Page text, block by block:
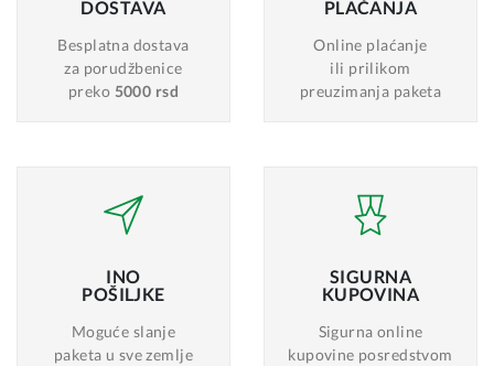
DOSTAVA
Besplatna dostava
za porudžbenice
preko 5000 rsd
PLAĆANJA
Online plaćanje
ili prilikom
preuzimanja paketa
INO
POŠILJKE
Moguće slanje
paketa u sve zemlje
SIGURNA
KUPOVINA
Sigurna online
kupovine posredstvom